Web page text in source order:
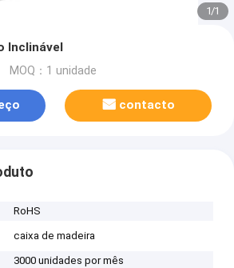
1/1
Inclinável
MOQ：1 unidade
contacto
RoHS
caixa de madeira
3000 unidades por mês